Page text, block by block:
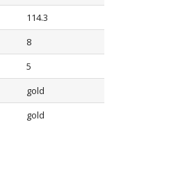
114.3
8
5
gold
gold